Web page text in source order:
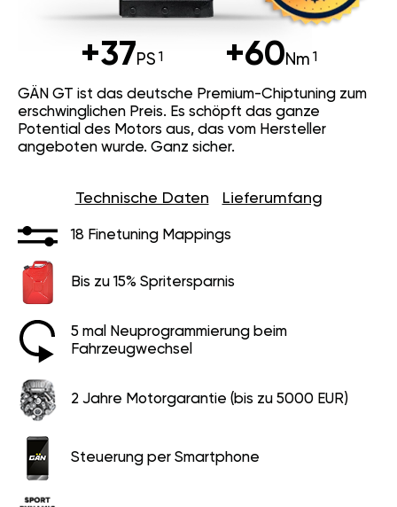
+37PS +60Nm
GÄN GT ist das deutsche Premium-Chiptuning zum
erschwinglichen Preis. Es schöpft das ganze
Potential des Motors aus, das vom Hersteller
angeboten wurde. Ganz sicher.
Technische Daten Lieferumfang
18 Finetuning Mappings
Bis zu 15% Spritersparnis
5 mal Neuprogrammierung beim
Fahrzeugwechsel
2 Jahre Motorgarantie (bis zu 5000 EUR)
Steuerung per Smartphone